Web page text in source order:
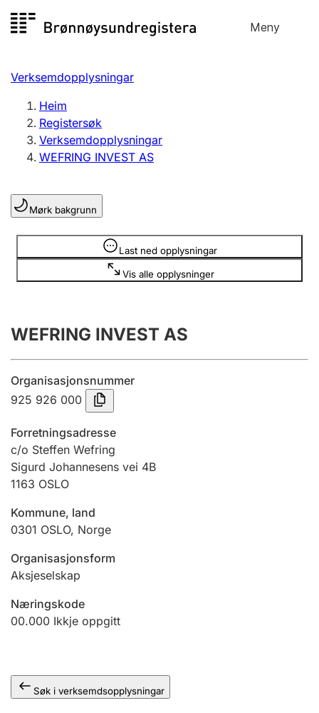
til
Meny
Registersøk
Aksjeselskap
Enkeltpersonføretak
Registrere, endre, slette
Lag og foreining
Registrere, endre, slette
Årsrekneskap
Innsending og forseinkingsgebyr
Jeger
Betaling og jegeravgiftskort
Ektepaktrettleiaren
Verksemdopplysningar
Heim
Registersøk
Verksemdopplysningar
WEFRING INVEST AS
Mørk bakgrunn
Last ned opplysningar
Vis alle opplysninger
Opplysninger er skjult
WEFRING INVEST AS
Organisasjonsnummer
925 926 000
Forretningsadresse
c/o Steffen Wefring
Sigurd Johannesens vei 4B
1163 OSLO
Kommune, land
0301 OSLO, Norge
Organisasjonsform
Aksjeselskap
Næringskode
00.000 Ikkje oppgitt
Søk i verksemdsopplysningar